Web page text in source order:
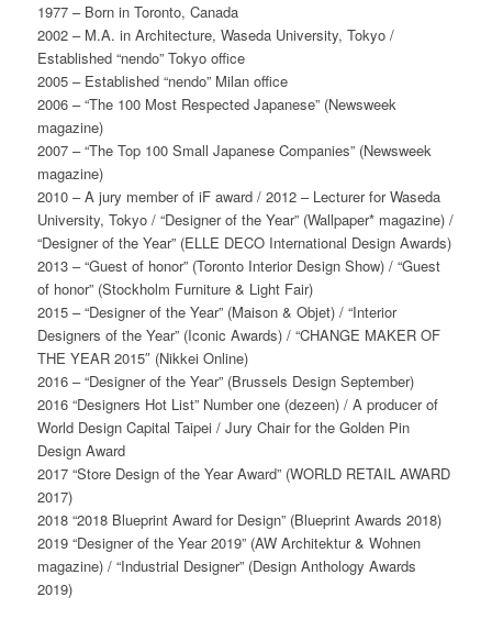
1977 – Born in Toronto, Canada
2002 – M.A. in Architecture, Waseda University, Tokyo /
Established “nendo” Tokyo office
2005 – Established “nendo” Milan office
2006 – “The 100 Most Respected Japanese” (Newsweek
magazine)
2007 – “The Top 100 Small Japanese Companies” (Newsweek
magazine)
2010 – A jury member of iF award / 2012 – Lecturer for Waseda
University, Tokyo / “Designer of the Year” (Wallpaper* magazine) /
“Designer of the Year” (ELLE DECO International Design Awards)
2013 – “Guest of honor” (Toronto Interior Design Show) / “Guest
of honor” (Stockholm Furniture & Light Fair)
2015 – “Designer of the Year” (Maison & Objet) / “Interior
Designers of the Year” (Iconic Awards) / “CHANGE MAKER OF
THE YEAR 2015″ (Nikkei Online)
2016 – “Designer of the Year” (Brussels Design September)
2016 “Designers Hot List” Number one (dezeen) / A producer of
World Design Capital Taipei / Jury Chair for the Golden Pin
Design Award
2017 “Store Design of the Year Award” (WORLD RETAIL AWARD
2017)
2018 “2018 Blueprint Award for Design” (Blueprint Awards 2018)
2019 “Designer of the Year 2019” (AW Architektur & Wohnen
magazine) / “Industrial Designer” (Design Anthology Awards
2019)